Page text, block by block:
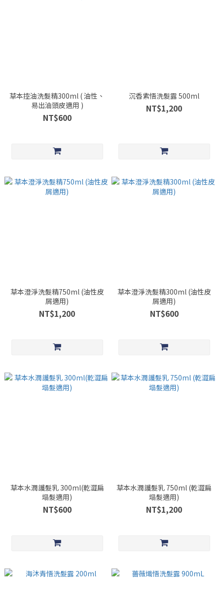
草本控油洗髮精300ml ( 油性、
易出油頭皮適用 )
NT$600
沉香紫悟洗髮露 500ml
NT$1,200
草本澄淨洗髮精750ml (油性皮
屑適用)
NT$1,200
草本澄淨洗髮精300ml (油性皮
屑適用)
NT$600
草本水潤護髮乳 300ml(乾澀扁
塌髮適用)
NT$600
草本水潤護髮乳 750ml (乾澀扁
塌髮適用)
NT$1,200